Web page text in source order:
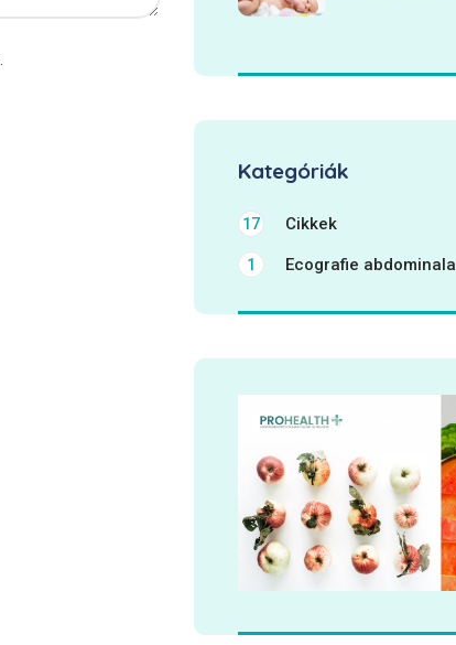
Kategóriák
Cikkek
17
Ecografie abdominala
1